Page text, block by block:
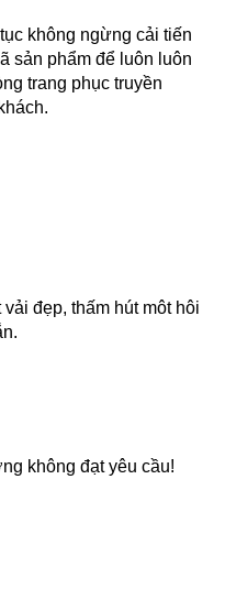
không ngừng cải tiến
sản phẩm để luôn luôn
trang phục truyền
đẹp, thấm hút môt hôi
không đạt yêu cầu!